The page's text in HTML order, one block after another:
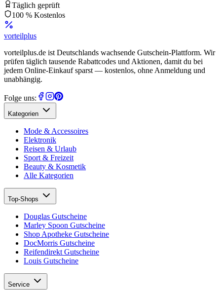
Täglich geprüft
100 % Kostenlos
vorteilplus
vorteilplus.de ist Deutschlands wachsende Gutschein-Plattform. Wir
prüfen täglich tausende Rabattcodes und Aktionen, damit du bei
jedem Online-Einkauf sparst — kostenlos, ohne Anmeldung und
unabhängig.
Folge uns:
Kategorien
Mode & Accessoires
Elektronik
Reisen & Urlaub
Sport & Freizeit
Beauty & Kosmetik
Alle Kategorien
Top-Shops
Douglas Gutscheine
Marley Spoon Gutscheine
Shop Apotheke Gutscheine
DocMorris Gutscheine
Reifendirekt Gutscheine
Louis Gutscheine
Service